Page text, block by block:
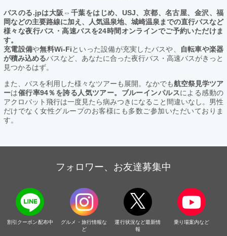
バスのる.jpは大阪⇔千葉をはじめ、USJ、京都、名古屋、金沢、福
岡などの主要路線に加え、人気温泉地、城崎温泉までの直行バスなど
様々な夜行バス・高速バスを24時間オンラインでご予約いただけま
す。
充電設備や無料Wi-Fiといった設備が充実したバスや、
自転車や楽器
が積み込めるバスなど、あなたに合った夜行バス・高速バスがきっと
見つかるはず。
また、バスを利用した様々なツアーも展開。なかでも航空祭見学ツア
ーは催行率94％を誇る人気ツアー。ブルーインパルスによる感動の
アクロバット飛行は一度見たら病みつきになること間違いなし。男性
だけでなく女性グループのお客様にも多数ご参加いただいておりま
す。
フォロワー、お友達募集中
割引クーポン配布中
グルメ・旅行情報な
ど
運行状況など最新情
報
乗り場案内など